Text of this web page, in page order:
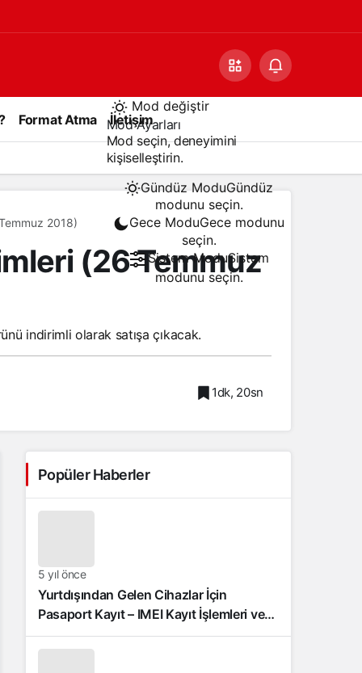
Format Atma İletişim
Mod değiştir
Mod Ayarları
Mod seçin, deneyimini
kişiselleştirin.
Gündüz ModuGündüz
modunu seçin.
Gece ModuGece modunu
seçin.
Sistem ModuSistem
modunu seçin.
2018)
(26 Temmuz
indirimli olarak satışa çıkacak.
1dk, 20sn
Popüler Haberler
5 yıl önce
Yurtdışından Gelen Cihazlar İçin
Pasaport Kayıt – IMEI Kayıt İşlemleri ve
Sıkça Sorulan Sorular